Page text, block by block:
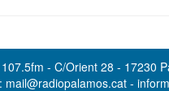
- C/Orient 28 - 17230
mail@radiopalamos.cat -